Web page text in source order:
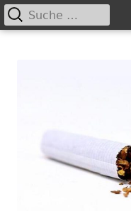
Primäres